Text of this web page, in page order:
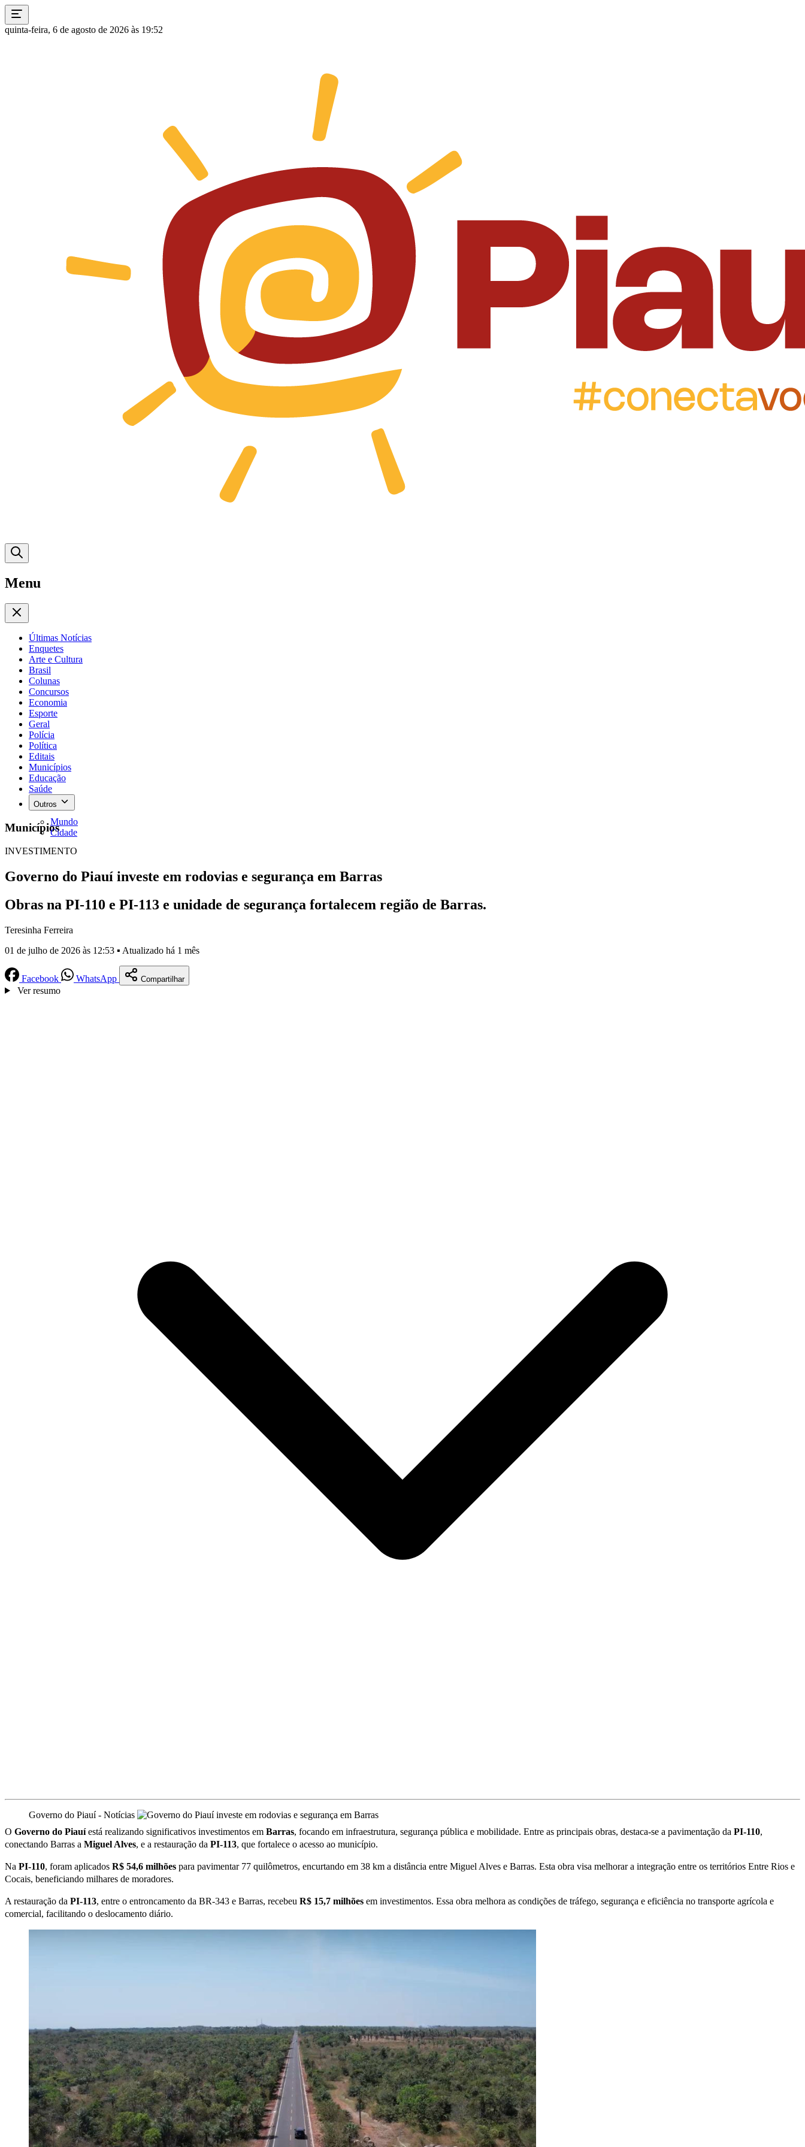
quinta-feira, 6 de agosto de 2026 às 19:52
Menu
Últimas Notícias
Enquetes
Arte e Cultura
Brasil
Colunas
Concursos
Economia
Esporte
Geral
Polícia
Política
Editais
Municípios
Educação
Saúde
Outros
Mundo
Cidade
Municípios
INVESTIMENTO
Governo do Piauí investe em rodovias e segurança em Barras
Obras na PI-110 e PI-113 e unidade de segurança fortalecem região de Barras.
Teresinha Ferreira
01 de julho de 2026 às 12:53 ▪ Atualizado há 1 mês
Facebook WhatsApp Compartilhar
Ver resumo
Governo do Piauí - Notícias
O Governo do Piauíestá realizando significativos investimentos em Barras, focando em infraestrutura, segurança pública e mobilidade. Entre as principais obras, destaca-se a pavimentação da PI-110,
conectando Barras a Miguel Alves, e a restauração da PI-113, que fortalece o acesso ao município.
Na PI-110, foram aplicados R$ 54,6 milhões para pavimentar 77 quilômetros, encurtando em 38 km a distância entre Miguel Alves e Barras. Esta obra visa melhorar a integração entre os territórios Entre Rios e
Cocais, beneficiando milhares de moradores.
A restauração da PI-113, entre o entroncamento da BR-343 e Barras, recebeu R$ 15,7 milhões em investimentos. Essa obra melhora as condições de tráfego, segurança e eficiência no transporte agrícola e
comercial, facilitando o deslocamento diário.